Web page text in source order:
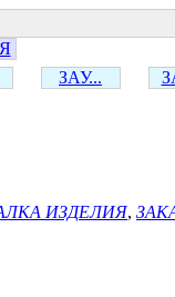
Я
ЗАУ...
ИЗДЕЛИЯ,